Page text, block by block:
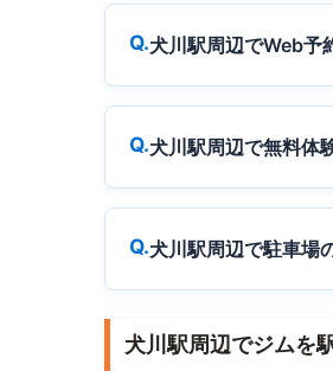
犬川駅周辺でWeb予
犬川駅周辺で無料体
犬川駅周辺で駐車場
犬川駅周辺でジムを